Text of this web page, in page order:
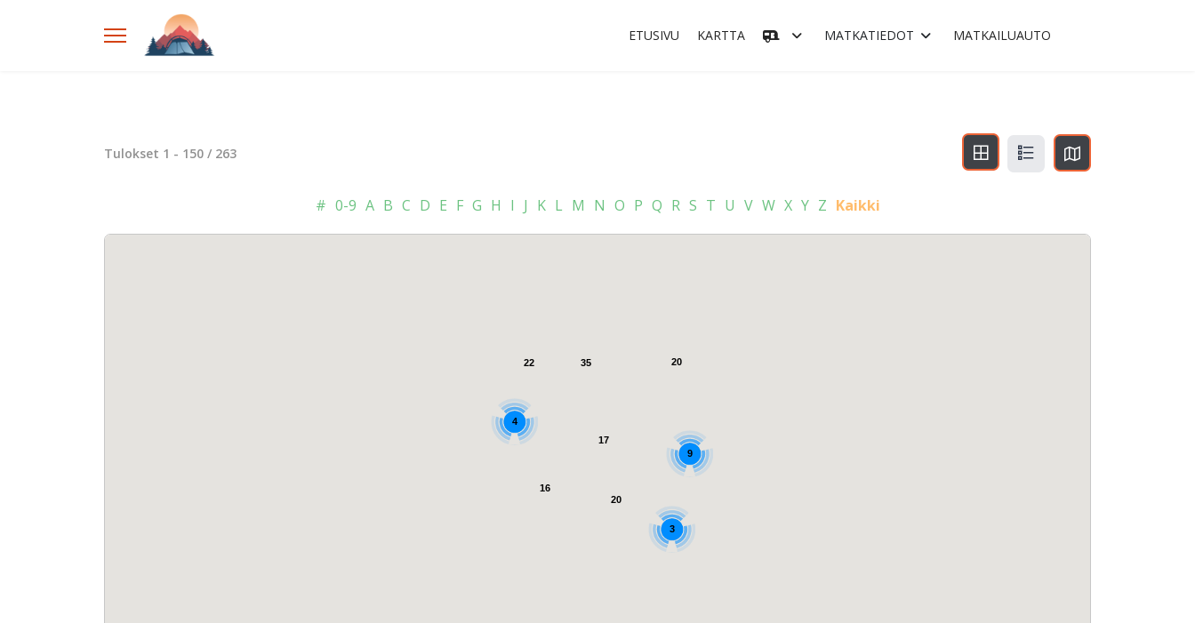
ETUSIVU KARTTA MATKATIEDOT MATKAILUAUTO
Tulokset 1 - 150 / 263
# 0-9 A B C D E F G H I J K L M N O P Q R S T U V W X Y Z Kaikki
35
20
16
20
9
17
22
3
4